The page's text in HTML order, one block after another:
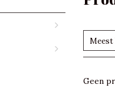
Meest
Geen